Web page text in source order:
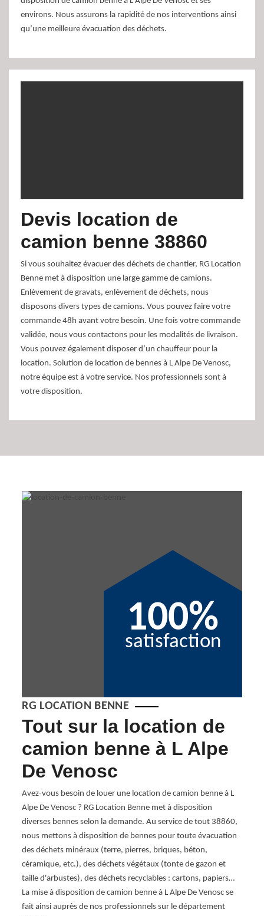
environs. Nous assurons la rapidité de nos interventions ainsi
qu’une meilleure évacuation des déchets.
Devis location de
camion benne 38860
Si vous souhaitez évacuer des déchets de chantier, RG Location
Benne met à disposition une large gamme de camions.
Enlèvement de gravats, enlèvement de déchets, nous
disposons divers types de camions. Vous pouvez faire votre
commande 48h avant votre besoin. Une fois votre commande
validée, nous vous contactons pour les modalités de livraison.
Vous pouvez également disposer d’un chauffeur pour la
location. Solution de location de bennes à L Alpe De Venosc,
notre équipe est à votre service. Nos professionnels sont à
votre disposition.
100%
satisfaction
RG LOCATION BENNE
Tout sur la location de
camion benne à L Alpe
De Venosc
Avez-vous besoin de louer une location de camion benne à L
Alpe De Venosc ? RG Location Benne met à disposition
diverses bennes selon la demande. Au service de tout 38860,
nous mettons à disposition de bennes pour toute évacuation
des déchets minéraux (terre, pierres, briques, béton,
céramique, etc.), des déchets végétaux (tonte de gazon et
taille d'arbustes), des déchets recyclables : cartons, papiers…
La mise à disposition de camion benne à L Alpe De Venosc se
fait ainsi auprès de nos professionnels sur le département